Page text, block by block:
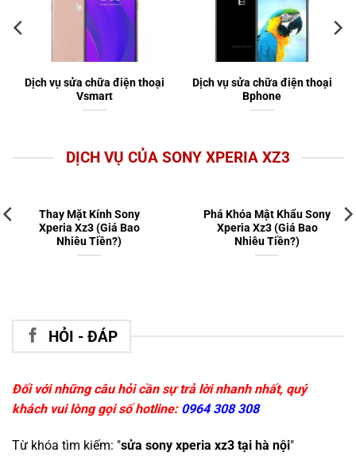
Dịch vụ sửa chữa điện thoại
Vsmart
Dịch vụ sửa chữa điện thoại
Bphone
DỊCH VỤ CỦA SONY XPERIA XZ3
Thay Mặt Kính Sony
Xperia Xz3 (Giá Bao
Nhiêu Tiền?)
Phá Khóa Mật Khẩu Sony
Xperia Xz3 (Giá Bao
Nhiêu Tiền?)
HỎI - ĐÁP
Đối với những câu hỏi cần sự trả lời nhanh nhất, quý
khách vui lòng gọi số hotline: 0964 308 308
Từ khóa tìm kiếm: "sửa sony xperia xz3 tại hà nội"